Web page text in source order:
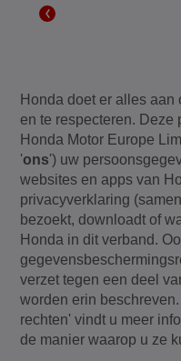
Honda doet er alles aan
en te respecteren. Deze
Honda Motor Europe
'ons') uw
websites en apps van
privacyverklaring
bezoekt, downloadt of
Honda in dit verband.
verzet tegen een deel
worden erin
rechten' vindt u meer
de manier waarop u ze